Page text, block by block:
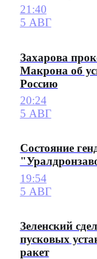
21:40
5 АВГ
Захарова
Макрона об
Россию
20:24
5 АВГ
Состояние
19:54
5 АВГ
Зеленский
пусковых
ракет